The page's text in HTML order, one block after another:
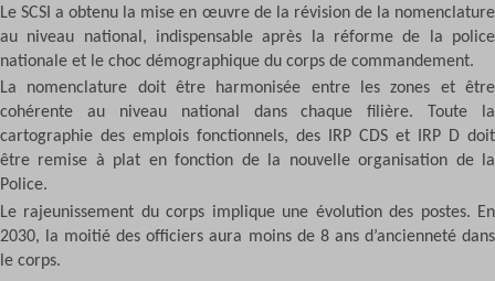
Le SCSI a obtenu la mise en œuvre de la révision de la nomenclature
au niveau national, indispensable après la réforme de la police
nationale et le choc démographique du corps de commandement.
La nomenclature doit être harmonisée entre les zones et être
cohérente au niveau national dans chaque filière. Toute la
cartographie des emplois fonctionnels, des IRP CDS et IRP D doit
être remise à plat en fonction de la nouvelle organisation de la
Police.
Le rajeunissement du corps implique une évolution des postes. En
2030, la moitié des officiers aura moins de 8 ans d’ancienneté dans
le corps.